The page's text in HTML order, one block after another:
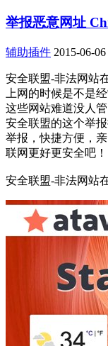
举报恶意网址
辅助插件 2015-06-
安全联盟-非法网站
上网的时候是不是
这些网站难道没人管
安全联盟的这个举
举报，快捷方便，
联网更好更安全吧！
安全联盟-非法网站